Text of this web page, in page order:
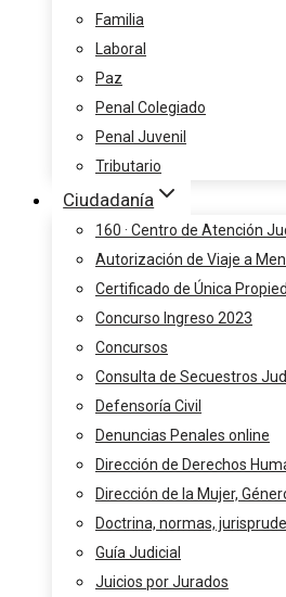
Familia
Laboral
Paz
Penal Colegiado
Penal Juvenil
Tributario
Ciudadanía
160 · Centro de Atención
Autorización de Viaje a
Certificado de Única
Concurso Ingreso 2023
Concursos
Consulta de Secuestros
Defensoría Civil
Denuncias Penales online
Dirección de Derechos
Dirección de la Mujer,
Doctrina, normas,
Guía Judicial
Juicios por Jurados